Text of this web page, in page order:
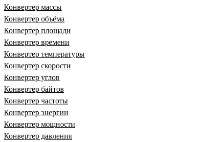
Конвертер массы
Конвертер объёма
Конвертер площади
Конвертер времени
Конвертер температуры
Конвертер скорости
Конвертер углов
Конвертер байтов
Конвертер частоты
Конвертер энергии
Конвертер мощности
Конвертер давления